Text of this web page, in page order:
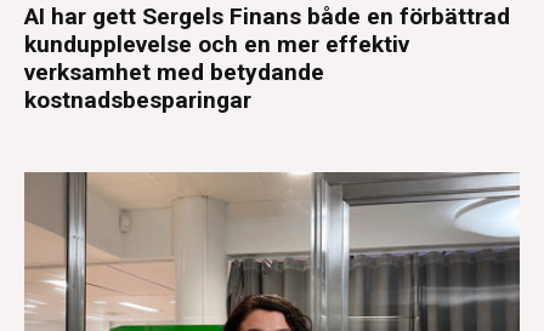
AI har gett Sergels Finans både en förbättrad
kundupplevelse och en mer effektiv
verksamhet med betydande
kostnadsbesparingar